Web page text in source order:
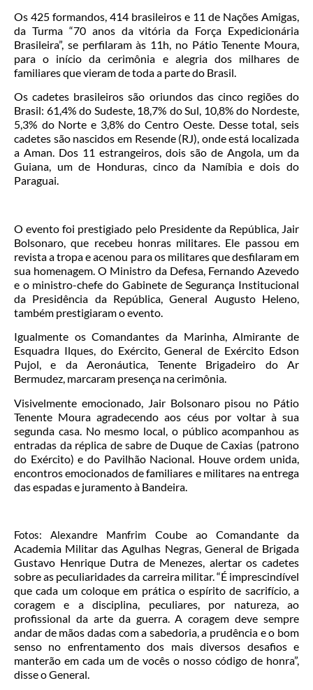
Os 425 formandos, 414 brasileiros e 11 de Nações Amigas,
da Turma “70 anos da vitória da Força Expedicionária
Brasileira”, se perfilaram às 11h, no Pátio Tenente Moura,
para o início da cerimônia e alegria dos milhares de
familiares que vieram de toda a parte do Brasil.
Os cadetes brasileiros são oriundos das cinco regiões do
Brasil: 61,4% do Sudeste, 18,7% do Sul, 10,8% do Nordeste,
5,3% do Norte e 3,8% do Centro Oeste. Desse total, seis
cadetes são nascidos em Resende (RJ), onde está localizada
a Aman. Dos 11 estrangeiros, dois são de Angola, um da
Guiana, um de Honduras, cinco da Namíbia e dois do
Paraguai.
O evento foi prestigiado pelo Presidente da República, Jair
Bolsonaro, que recebeu honras militares. Ele passou em
revista a tropa e acenou para os militares que desfilaram em
sua homenagem. O Ministro da Defesa, Fernando Azevedo
e o ministro-chefe do Gabinete de Segurança Institucional
da Presidência da República, General Augusto Heleno,
também prestigiaram o evento.
Igualmente os Comandantes da Marinha, Almirante de
Esquadra Ilques, do Exército, General de Exército Edson
Pujol, e da Aeronáutica, Tenente Brigadeiro do Ar
Bermudez, marcaram presença na cerimônia.
Visivelmente emocionado, Jair Bolsonaro pisou no Pátio
Tenente Moura agradecendo aos céus por voltar à sua
segunda casa. No mesmo local, o público acompanhou as
entradas da réplica de sabre de Duque de Caxias (patrono
do Exército) e do Pavilhão Nacional. Houve ordem unida,
encontros emocionados de familiares e militares na entrega
das espadas e juramento à Bandeira.
Fotos: Alexandre Manfrim Coube ao Comandante da
Academia Militar das Agulhas Negras, General de Brigada
Gustavo Henrique Dutra de Menezes, alertar os cadetes
sobre as peculiaridades da carreira militar. “É imprescindível
que cada um coloque em prática o espírito de sacrifício, a
coragem e a disciplina, peculiares, por natureza, ao
profissional da arte da guerra. A coragem deve sempre
andar de mãos dadas com a sabedoria, a prudência e o bom
senso no enfrentamento dos mais diversos desafios e
manterão em cada um de vocês o nosso código de honra”,
disse o General.